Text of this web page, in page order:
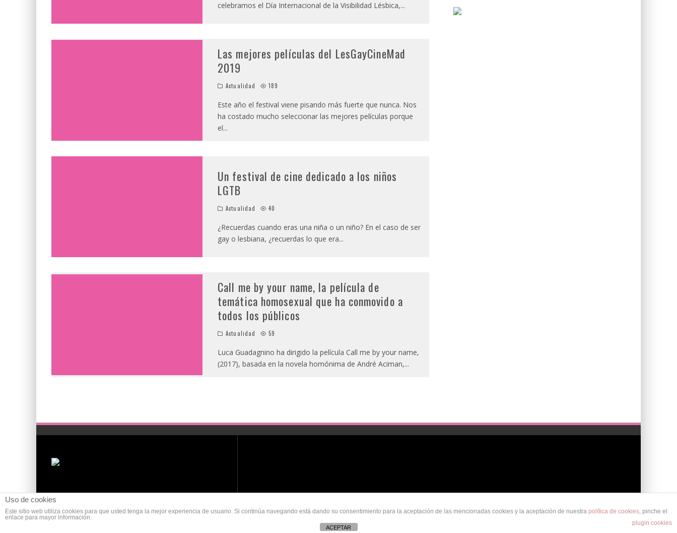
celebramos el Día Internacional de la Visibilidad Lésbica,...
Las mejores películas del LesGayCineMad
2019
Actualidad 189
Este año el festival viene pisando más fuerte que nunca. Nos
ha costado mucho seleccionar las mejores películas porque
el...
Un festival de cine dedicado a los niños
LGTB
Actualidad 40
¿Recuerdas cuando eras una niña o un niño? En el caso de ser
gay o lesbiana, ¿recuerdas lo que era...
Call me by your name, la película de
temática homosexual que ha conmovido a
todos los públicos
Actualidad 59
Luca Guadagnino ha dirigido la película Call me by your name,
(2017), basada en la novela homónima de André Aciman,...
Uso de cookies
Este sitio web utiliza cookies para que usted tenga la mejor experiencia de usuario. Si continúa navegando está dando su consentimiento para la aceptación de las mencionadas cookies y la aceptación de nuestra política de cookies, pinche el
enlace para mayor información.
plugin cookies
ACEPTAR